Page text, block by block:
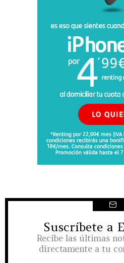
Suscríbete a
Recibe las últimas
directamente a tu